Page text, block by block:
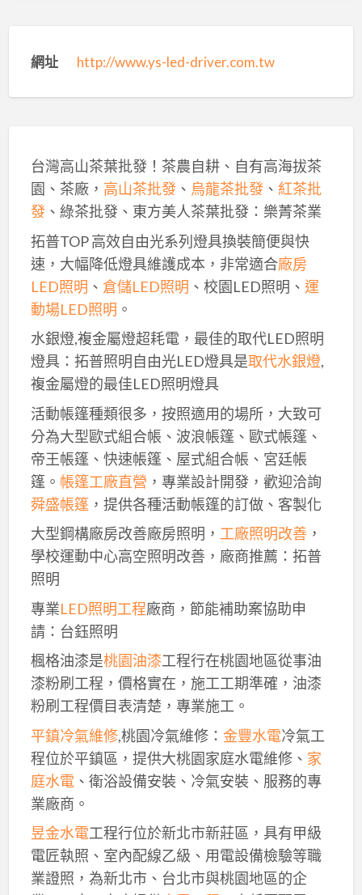
網址 http://www.ys-led-driver.com.tw
台灣高山茶葉批發！茶農自耕、自有高海拔茶
園、茶廠， 高山茶批發、 烏龍茶批發、 紅茶批
發、綠茶批發、東方美人茶葉批發：樂菁茶業
拓普TOP 高效自由光系列燈具換裝簡便與快
速，大幅降低燈具維護成本，非常適合廠房
LED照明 、 倉儲LED照明 、校園LED照明、 運
動場LED照明 。
水銀燈,複金屬燈超耗電，最佳的取代LED照明
燈具：拓普照明自由光LED燈具是取代水銀燈,
複金屬燈的最佳LED照明燈具
活動帳篷種類很多，按照適用的場所，大致可
分為大型歐式組合帳、波浪帳篷、歐式帳篷、
帝王帳篷、快速帳篷、屋式組合帳、宮廷帳
篷。 帳篷工廠直營 ，專業設計開發，歡迎洽詢
舜盛帳篷，提供各種活動帳篷的訂做、客製化
大型鋼構廠房改善廠房照明， 工廠照明改善，
學校運動中心高空照明改善，廠商推薦：拓普
照明
專業LED照明工程廠商，節能補助案協助申
請：台鈺照明
楓格油漆是桃園油漆工程行在桃園地區從事油
漆粉刷工程，價格實在，施工工期準確，油漆
粉刷工程價目表清楚，專業施工。
平鎮冷氣維修,桃園冷氣維修： 金豐水電冷氣工
程位於平鎮區，提供大桃園家庭水電維修、 家
庭水電、衛浴設備安裝、冷氣安裝、服務的專
業廠商。
昱金水電工程行位於新北市新莊區，具有甲級
電匠執照、室內配線乙級、用電設備檢驗等職
業證照，為新北市、台北市與桃園地區的企